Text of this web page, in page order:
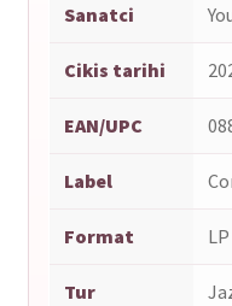
Sanatci
Cikis tarihi
EAN/UPC
Label
Format LP
Tur